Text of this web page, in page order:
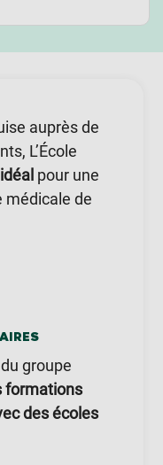
auprès de
L’École
pour une
médicale de
groupe
formations
des écoles